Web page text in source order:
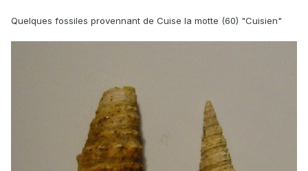
Quelques fossiles provennant de Cuise la motte (60) "Cuisien"